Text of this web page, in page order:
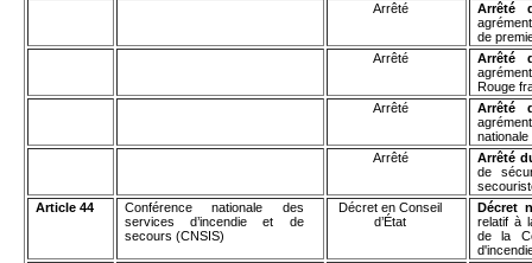
Arrêté
Arrêté
de
Arrêté
Arrêté
Rouge
Arrêté
Arrêté
Arrêté
Arrêté
de
Article 44
Conférence nationale des
services d’incendie et de
secours (CNSIS)
Décret en Conseil
d’État
Décret
relatif à
de la